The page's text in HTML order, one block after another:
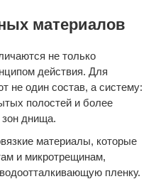
материалов
не только
действия. Для
не один состав, а систему:
полостей и более
зон днища.
материалы, которые
и микротрещинам,
пленку.